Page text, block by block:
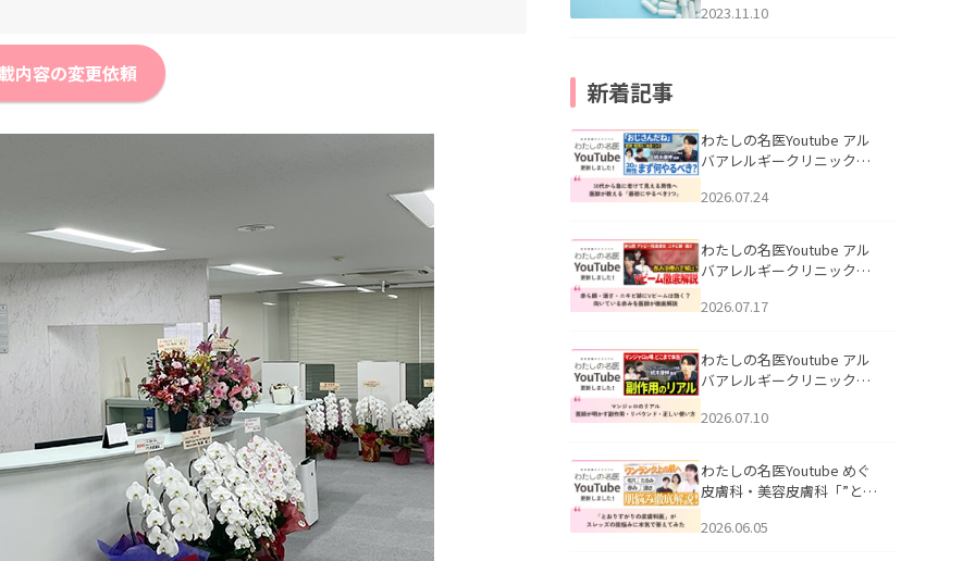
内容の変更依頼
2023.11.10
新着記事
わたしの名医Youtube アル
バアレルギークリニック札
える男性へ｜医師が教える
公開いたしました。
2026.07.24
わたしの名医Youtube アル
バアレルギークリニック札
跡にVビームは効く？向いて
説」を公開いたしました。
2026.07.17
わたしの名医Youtube アル
バアレルギークリニック札
医師が明かす副作用・リバ
公開いたしました。
2026.07.10
わたしの名医Youtube めぐ
皮膚科・美容皮膚科「”とお
ッズの肌悩みに本気で答え
2026.06.05